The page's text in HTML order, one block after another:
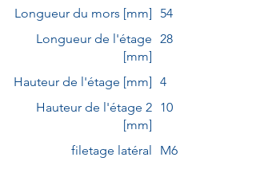
Longueur du mors [mm] 54
Longueur de l'étage
[mm]
28
Hauteur de l'étage [mm] 4
Hauteur de l'étage 2
[mm]
10
filetage latéral M6